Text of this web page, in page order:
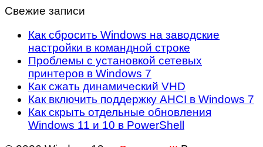
Свежие записи
Как сбросить Windows на заводские
настройки в командной строке
Проблемы с установкой сетевых
принтеров в Windows 7
Как сжать динамический VHD
Как включить поддержку AHCI в Windows 7
Как скрыть отдельные обновления
Windows 11 и 10 в PowerShell